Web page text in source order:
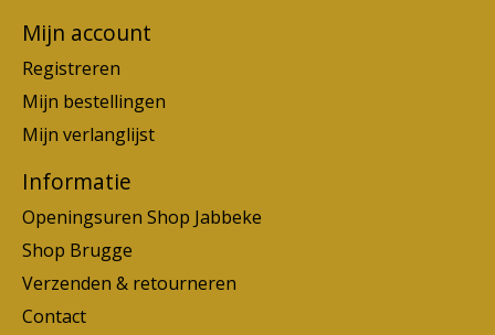
Mijn account
Registreren
Mijn bestellingen
Mijn verlanglijst
Informatie
Openingsuren Shop Jabbeke
Shop Brugge
Verzenden & retourneren
Contact